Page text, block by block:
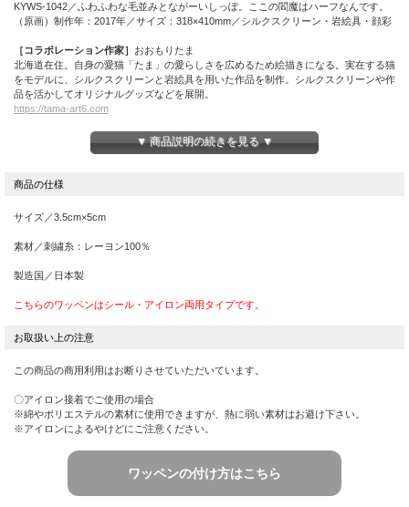
KYWS-1042／ふわふわな毛並みとながーいしっぽ。ここの閻魔はハーフなんです。
（原画）制作年：2017年／サイズ：318×410mm／シルクスクリーン・岩絵具・顔彩
［コラボレーション作家］ おおもりたま
北海道在住。自身の愛猫「たま」の愛らしさを広めるため絵描きになる。実在する猫
をモデルに、シルクスクリーンと岩絵具を用いた作品を制作。シルクスクリーンや作
品を活かしてオリジナルグッズなどを展開。
https://tama-art6.com
▼ 商品説明の続きを見る ▼
サイズ／3.5cm×5cm
素材／刺繍糸：レーヨン100％
製造国／日本製
こちらのワッペンはシール・アイロン両用タイプです。
この商品の商用利用はお断りさせていただいています。
〇アイロン接着でご使用の場合
※綿やポリエステルの素材に使用できますが、熱に弱い素材はお避け下さい。
※アイロンによるやけどにご注意ください。
ワッペンの付け方はこちら